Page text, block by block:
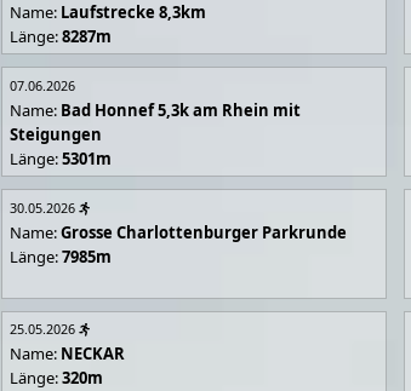
Name: Laufstrecke 8,3km
Länge:8287m
07.06.2026
Name: Bad Honnef 5,3k am Rhein mit
Steigungen
Länge:5301m
30.05.2026
Name:Grosse Charlottenburger Parkrunde
Länge:7985m
25.05.2026
Name: NECKAR
Länge:320m